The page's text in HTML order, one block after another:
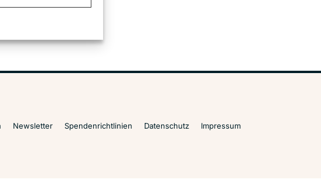
Newsletter Spendenrichtlinien Datenschutz Impressum